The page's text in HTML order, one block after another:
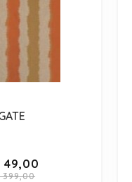
49,00
399,00